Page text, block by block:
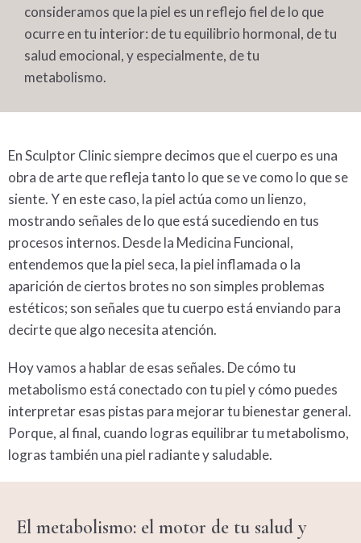
consideramos que la piel es un reflejo fiel de lo que
ocurre en tu interior: de tu equilibrio hormonal, de tu
salud emocional, y especialmente, de tu
metabolismo.
En Sculptor Clinic siempre decimos que el cuerpo es una
obra de arte que refleja tanto lo que se ve como lo que se
siente. Y en este caso, la piel actúa como un lienzo,
mostrando señales de lo que está sucediendo en tus
procesos internos. Desde la Medicina Funcional,
entendemos que la piel seca, la piel inflamada o la
aparición de ciertos brotes no son simples problemas
estéticos; son señales que tu cuerpo está enviando para
decirte que algo necesita atención.
Hoy vamos a hablar de esas señales. De cómo tu
metabolismo está conectado con tu piel y cómo puedes
interpretar esas pistas para mejorar tu bienestar general.
Porque, al final, cuando logras equilibrar tu metabolismo,
logras también una piel radiante y saludable.
El metabolismo: el motor de tu salud y